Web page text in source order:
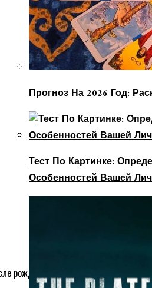
Прогноз На 2026 Год:
Тест По Картинке:
Особенностей Вашей